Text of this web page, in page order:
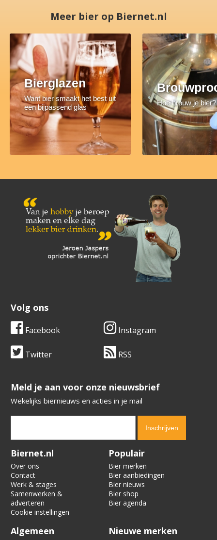
Meer bier op Biernet.nl
Bierglazen
Want bier smaakt het best uit
een bijpassend glas
Hoe brouw je bier?
Volg ons
Facebook Instagram
Twitter RSS
​​​​​​​Meld je aan voor onze nieuwsbrief
Wekelijks biernieuws en acties in je mail
Verification code:
Biernet.nl
Over ons
Contact
Werk & stages
Samenwerken &
adverteren
Cookie instellingen
Populair
Bier merken
Bier aanbiedingen
Bier nieuws
Bier shop
Bier agenda
Algemeen Nieuwe merken